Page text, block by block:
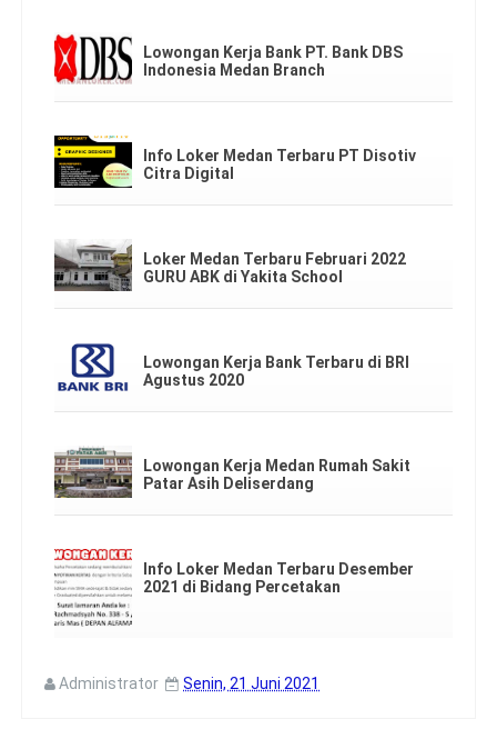
Lowongan Kerja Bank PT. Bank DBS
Indonesia Medan Branch
Info Loker Medan Terbaru PT Disotiv
Citra Digital
Loker Medan Terbaru Februari 2022
GURU ABK di Yakita School
Lowongan Kerja Bank Terbaru di BRI
Agustus 2020
Lowongan Kerja Medan Rumah Sakit
Patar Asih Deliserdang
Info Loker Medan Terbaru Desember
2021 di Bidang Percetakan
Administrator Senin, 21 Juni 2021